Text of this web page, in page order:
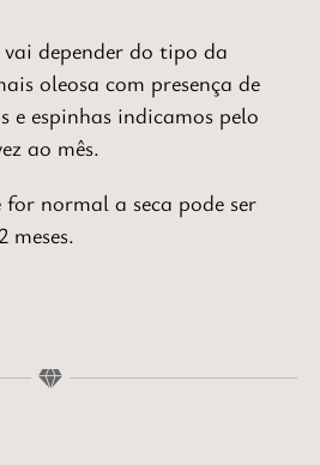
depender do tipo da
oleosa com presença de
e espinhasindicamos pelo
ao mês.
for normal a seca pode ser
meses.